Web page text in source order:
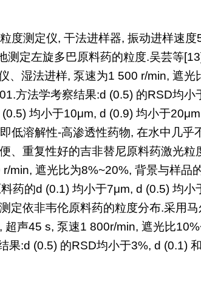
度测定仪, 干法进样器, 振动进样速
测定左旋多巴原料药的粒度.吴芸等
、湿法进样, 泵速为1 500 r/min, 遮
方法学考察结果:d (0.5) 的RSD均
均小于10μm, d (0.9) 均小于
低溶解性-高渗透性药物, 在水中几
、重复性好的吉非替尼原料药激光
min, 遮光比为8%~20%, 背景与样品
药的d (0.1) 均小于7μm, d (0.5) 均
定依非韦伦原料药的粒度分布.采用
声45 s, 泵速1 800r/min, 遮光比
果:d (0.5) 的RSD均小于3%, d (0.1)